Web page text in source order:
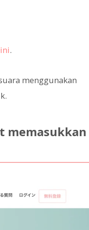
.
menggunakan
memasukkan